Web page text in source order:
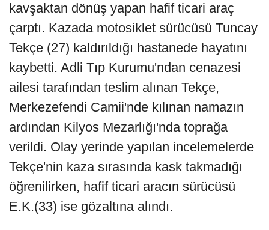
kavşaktan dönüş yapan hafif ticari araç
çarptı. Kazada motosiklet sürücüsü Tuncay
Tekçe (27) kaldırıldığı hastanede hayatını
kaybetti. Adli Tıp Kurumu'ndan cenazesi
ailesi tarafından teslim alınan Tekçe,
Merkezefendi Camii'nde kılınan namazın
ardından Kilyos Mezarlığı'nda toprağa
verildi. Olay yerinde yapılan incelemelerde
Tekçe'nin kaza sırasında kask takmadığı
öğrenilirken, hafif ticari aracın sürücüsü
E.K.(33) ise gözaltına alındı.